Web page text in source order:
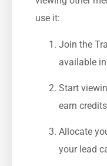
use it:
Join the
available
Start
earn
Allocate
⁤your lead